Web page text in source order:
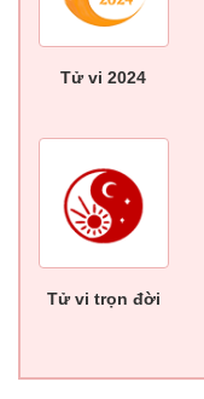
Tử vi 2024
Tử vi trọn đời